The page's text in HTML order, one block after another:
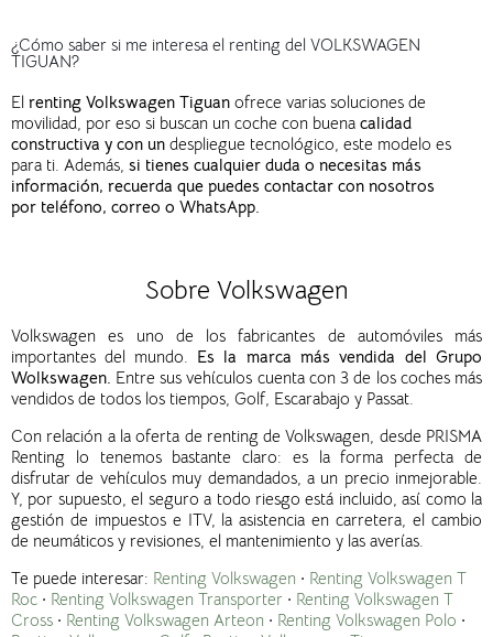
¿Cómo saber si me interesa el renting del VOLKSWAGEN
TIGUAN?
El renting Volkswagen Tiguan ofrece varias soluciones de
movilidad, por eso si buscan un coche con buena calidad
constructiva y con un despliegue tecnológico, este modelo es
para ti. Además, si tienes cualquier duda o necesitas más
información, recuerda que puedes contactar con nosotros
por teléfono, correo o WhatsApp.
Sobre Volkswagen
Volkswagen es uno de los fabricantes de automóviles más
importantes del mundo. Es la marca más vendida del Grupo
Wolkswagen. Entre sus vehículos cuenta con 3 de los coches más
vendidos de todos los tiempos, Golf, Escarabajo y Passat.
Con relación a la oferta de renting de Volkswagen, desde PRISMA
Renting lo tenemos bastante claro: es la forma perfecta de
disfrutar de vehículos muy demandados, a un precio inmejorable.
Y, por supuesto, el seguro a todo riesgo está incluido, así como la
gestión de impuestos e ITV, la asistencia en carretera, el cambio
de neumáticos y revisiones, el mantenimiento y las averías.
Te puede interesar: Renting Volkswagen · Renting Volkswagen T
Roc · Renting Volkswagen Transporter · Renting Volkswagen T
Cross · Renting Volkswagen Arteon · Renting Volkswagen Polo ·